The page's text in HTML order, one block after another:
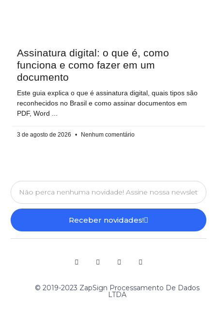
Assinatura digital: o que é, como
funciona e como fazer em um
documento
Este guia explica o que é assinatura digital, quais tipos são
reconhecidos no Brasil e como assinar documentos em
PDF, Word
3 de agosto de 2026 Nenhum comentário
Receber novidades!
© 2019-2023 ZapSign Processamento De Dados
LTDA